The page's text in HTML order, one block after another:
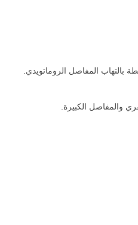
بالتهاب المفاصل الروماتويدي.
والمفاصل الكبيرة.